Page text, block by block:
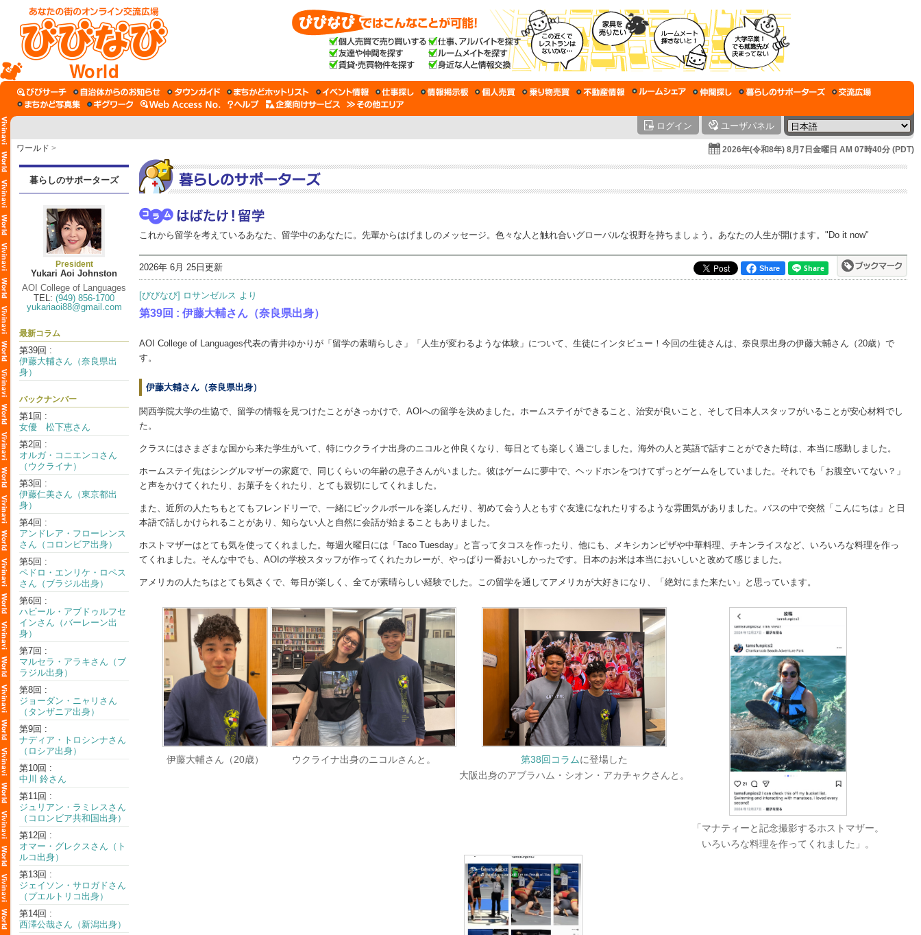
World
ログイン ユーザパネル
ワールド > 2026年(令和8年) 8月7日金曜日 AM 07時40分 (PDT)
暮らしのサポーターズ
President
Yukari Aoi Johnston
AOI College of Languages
TEL: (949) 856-1700
yukariaoi88@gmail.com
最新コラム
第39回 :
伊藤大輔さん（奈良県出
身）
バックナンバー
第1回 :
女優 松下恵さん
第2回 :
オルガ・コニエンコさん
（ウクライナ）
第3回 :
伊藤仁美さん（東京都出
身）
第4回 :
アンドレア・フローレンス
さん（コロンビア出身）
第5回 :
ペドロ・エンリケ・ロペス
さん（ブラジル出身）
第6回 :
ハビール・アブドゥルフセ
インさん（バーレーン出
身）
第7回 :
マルセラ・アラキさん（ブ
ラジル出身）
第8回 :
ジョーダン・ニャリさん
（タンザニア出身）
第9回 :
ナディア・トロシンナさん
（ロシア出身）
第10回 :
中川 鈴さん
第11回 :
ジュリアン・ラミレスさん
（コロンビア共和国出身）
第12回 :
オマー・グレクスさん（ト
ルコ出身）
第13回 :
ジェイソン・サロガドさん
（プエルトリコ出身）
第14回 :
西澤公哉さん（新潟出身）
これから留学を考えているあなた、留学中のあなたに。先輩からはげましのメッセージ。色々な人と触れ合いグローバルな視野を持ちましょう。あなたの人生が開けます。"Do it now"
2026年 6月 25日更新 Share
[びびなび] ロサンゼルス より
第39回 : 伊藤大輔さん（奈良県出身）
AOI College of Languages代表の青井ゆかりが「留学の素晴らしさ」「人生が変わるような体験」について、生徒にインタビュー！今回の生徒さんは、奈良県出身の伊藤大輔さん（20歳）で
す。
伊藤大輔さん（奈良県出身）
関西学院大学の生協で、留学の情報を見つけたことがきっかけで、AOIへの留学を決めました。ホームステイができること、治安が良いこと、そして日本人スタッフがいることが安心材料でし
た。
クラスにはさまざまな国から来た学生がいて、特にウクライナ出身のニコルと仲良くなり、毎日とても楽しく過ごしました。海外の人と英語で話すことができた時は、本当に感動しました。
ホームステイ先はシングルマザーの家庭で、同じくらいの年齢の息子さんがいました。彼はゲームに夢中で、ヘッドホンをつけてずっとゲームをしていました。それでも「お腹空いてない？」
と声をかけてくれたり、お菓子をくれたり、とても親切にしてくれました。
また、近所の人たちもとてもフレンドリーで、一緒にピックルボールを楽しんだり、初めて会う人ともすぐ友達になれたりするような雰囲気がありました。バスの中で突然「こんにちは」と日
本語で話しかけられることがあり、知らない人と自然に会話が始まることもありました。
ホストマザーはとても気を使ってくれました。毎週火曜日には「Taco Tuesday」と言ってタコスを作ったり、他にも、メキシカンピザや中華料理、チキンライスなど、いろいろな料理を作っ
てくれました。そんな中でも、AOIの学校スタッフが作ってくれたカレーが、やっぱり一番おいしかったです。日本のお米は本当においしいと改めて感じました。
アメリカの人たちはとても気さくで、毎日が楽しく、全てが素晴らしい経験でした。この留学を通してアメリカが大好きになり、「絶対にまた来たい」と思っています。
伊藤大輔さん（20歳） ウクライナ出身のニコルさんと。 第38回コラムに登場した
大阪出身のアブラハム・シオン・アカチャクさんと。
「マナティーと記念撮影するホストマザー。
いろいろな料理を作ってくれました」。